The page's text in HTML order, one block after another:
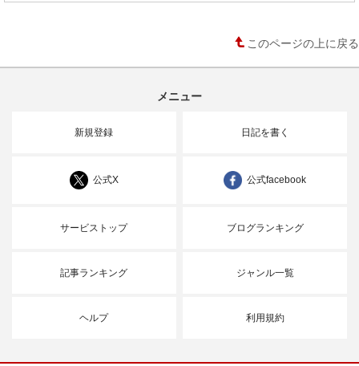
このページの上に戻る
メニュー
新規登録 日記を書く
公式X 公式facebook
サービストップ ブログランキング
記事ランキング ジャンル一覧
ヘルプ 利用規約